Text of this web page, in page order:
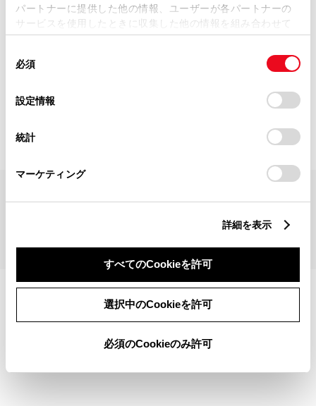
パートナーに提供した他の情報、ユーザーが各パートナーの
サービスを使用したときに収集した他の情報を組み合わせて
使用することがあります。当ウェブサイトの使用を続行する
デバイスにすべてのCookie(クッキー)が保存されることに同
意したことになります。Cookie(クッキー)のオプトアウト、
設定の変更、同意を撤回したりするにあたっては、当社の
「Cookie（クッキー）情報の取り扱いについて
」をご覧くだ
必須
設定情報
統計
マーケティング
詳細を表示
すべてのCookieを許可
選択中のCookieを許可
必須のCookieのみ許可
（2-7-4）
見積りシミュレーショントップへ
TOYOTAアカウント利用規約反社会的勢力に対する基本方針企業情報
©1995-2026 TOYOTA MOTOR CORPORATION. ALL RIGHTS RESERVED.